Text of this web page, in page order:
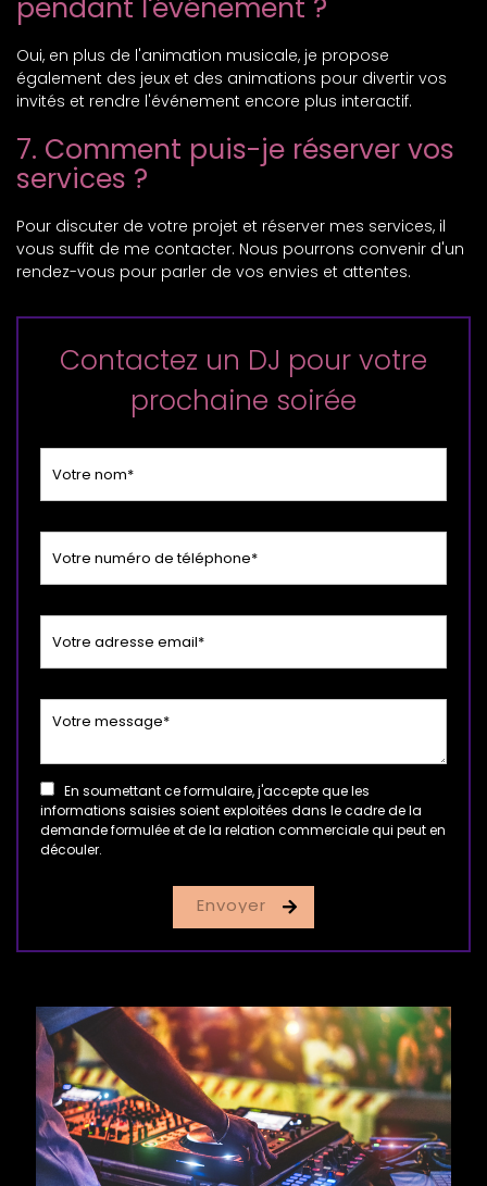
pendant l'événement ?
Oui, en plus de l'animation musicale, je propose
également des jeux et des animations pour divertir vos
invités et rendre l'événement encore plus interactif.
7. Comment puis-je réserver vos
services ?
Pour discuter de votre projet et réserver mes services, il
vous suffit de me contacter. Nous pourrons convenir d'un
rendez-vous pour parler de vos envies et attentes.
Contactez un DJ pour votre
prochaine soirée
En soumettant ce formulaire, j'accepte que les
informations saisies soient exploitées dans le cadre de la
demande formulée et de la relation commerciale qui peut en
découler.